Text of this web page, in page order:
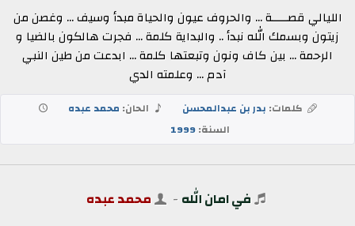
الليالي قصـــــة ... والحروف عيون والحياة مبدأ وسيف ... وغصن من
زيتون وبسمك الله نبدأ .. والبداية كلمة ... فجرت هالكون بالضيا و
الرحمة ... بين كاف ونون وتبعتها كلمة ... ابدعت من طين النبي
آدم ... وعلمته الدي
كلمات: بدر بن عبدالمحسن الحان: محمد عبده
السنة:1999
في امان الله - محمد عبده